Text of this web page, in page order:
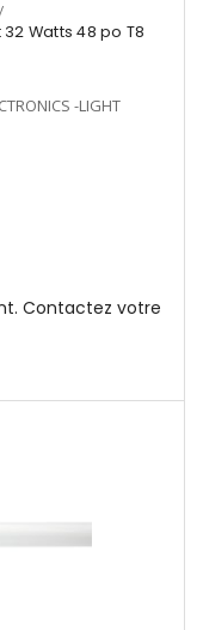
Watts 48 po T8
-LIGHT
Contactez votre